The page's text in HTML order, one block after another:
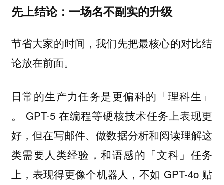
先上结论：一场名不副实的升级
节省大家的时间，我们先把最核心的对比结
论放在前面。
日常的生产力任务是更偏科的「理科生」
。 GPT-5 在编程等硬核技术任务上表现更
好，但在写邮件、做数据分析和阅读理解这
类需要人类经验，和语感的「文科」任务
上，表现得更像个机器人，不如 GPT-4o 贴